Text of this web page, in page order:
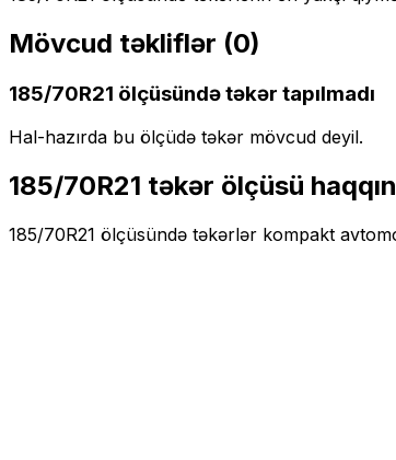
Mövcud təkliflər (0)
185/70R21 ölçüsündə təkər tapılmadı
Hal-hazırda bu ölçüdə təkər mövcud deyil.
185/70R21 təkər ölçüsü
185/70R21 ölçüsündə təkərlər kompakt